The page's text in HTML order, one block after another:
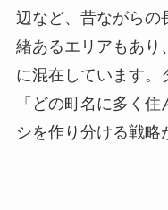
辺など、昔ながらの
緒あるエリアもあり
に混在しています。
「どの町名に多く
シを作り分ける戦略